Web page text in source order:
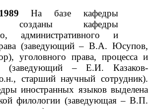
На базе кафедры
созданы кафедры
административного и
(заведующий – В.А. Юсупов,
уголовного права, процесса и
(заведующий – Е.И. Казаков-
старший научный сотрудник).
иностранных языков выделена
филологии (заведующая – В.П.